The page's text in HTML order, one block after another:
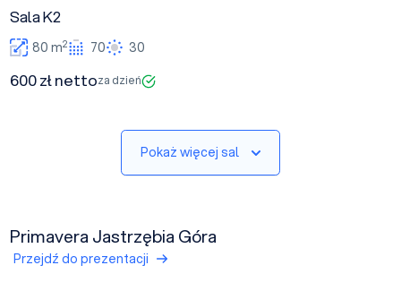
Sala K2
80 m2 70 30
600 zł nettoza dzień
Pokaż więcej sal
Primavera Jastrzębia Góra
Przejdź do prezentacji